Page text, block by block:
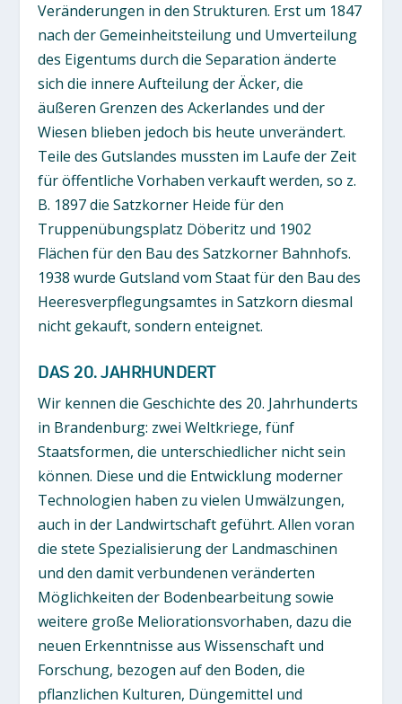
Veränderungen in den Strukturen. Erst um 1847
nach der Gemeinheitsteilung und Umverteilung
des Eigentums durch die Separation änderte
sich die innere Aufteilung der Äcker, die
äußeren Grenzen des Ackerlandes und der
Wiesen blieben jedoch bis heute unverändert.
Teile des Gutslandes mussten im Laufe der Zeit
für öffentliche Vorhaben verkauft werden, so z.
B. 1897 die Satzkorner Heide für den
Truppenübungsplatz Döberitz und 1902
Flächen für den Bau des Satzkorner Bahnhofs.
1938 wurde Gutsland vom Staat für den Bau des
Heeresverpflegungsamtes in Satzkorn diesmal
nicht gekauft, sondern enteignet.
DAS 20. JAHRHUNDERT
Wir kennen die Geschichte des 20. Jahrhunderts
in Brandenburg: zwei Weltkriege, fünf
Staatsformen, die unterschiedlicher nicht sein
können. Diese und die Entwicklung moderner
Technologien haben zu vielen Umwälzungen,
auch in der Landwirtschaft geführt. Allen voran
die stete Spezialisierung der Landmaschinen
und den damit verbundenen veränderten
Möglichkeiten der Bodenbearbeitung sowie
weitere große Meliorationsvorhaben, dazu die
neuen Erkenntnisse aus Wissenschaft und
Forschung, bezogen auf den Boden, die
pflanzlichen Kulturen, Düngemittel und